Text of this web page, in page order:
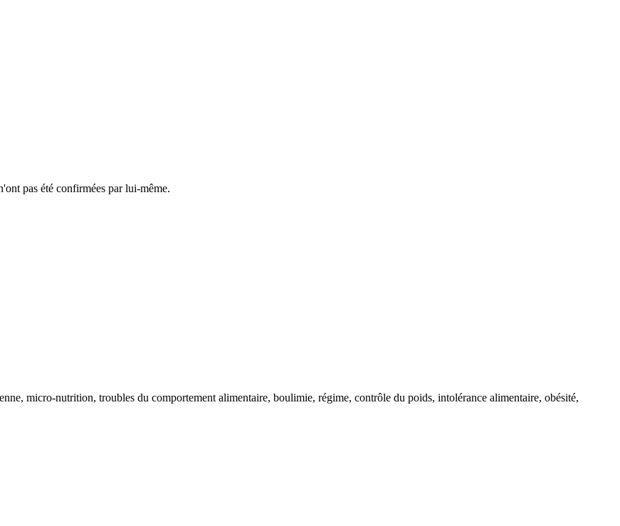
pas été confirmées par lui-même.
micro-nutrition, troubles du comportement alimentaire, boulimie, régime, contrôle du poids, intolérance alimentaire, obésité,